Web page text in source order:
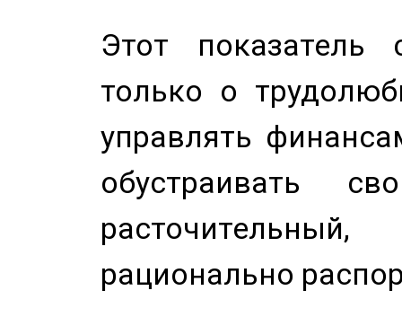
Этот показатель
только о
управлять
обустраивать
рационально